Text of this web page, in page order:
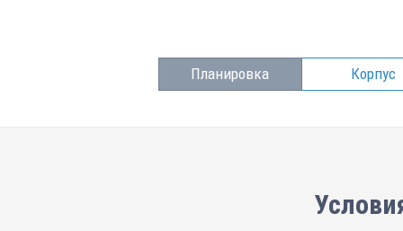
Планировка Корпус